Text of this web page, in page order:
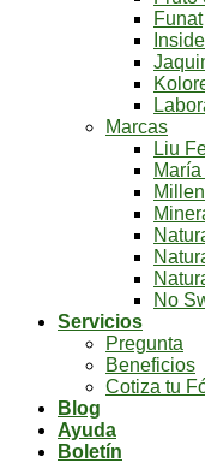
Funat
Marcas
Liu
No
Servicios
Pregunta
Beneficios
Cotiza tu
Blog
Ayuda
Boletín